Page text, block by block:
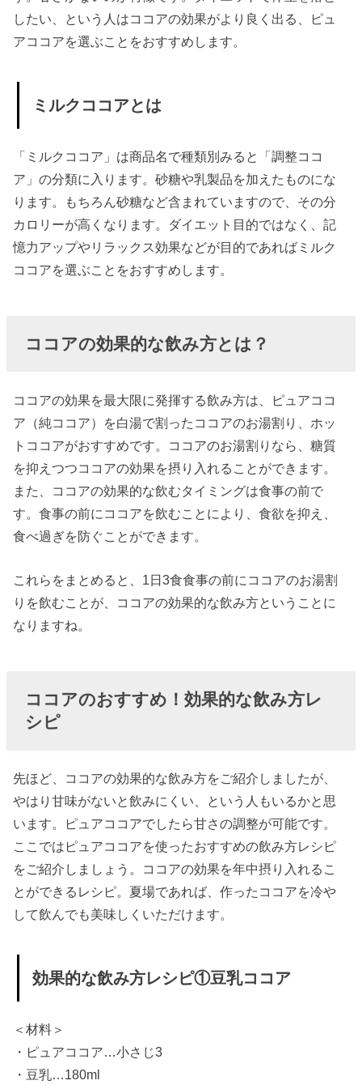
したい、という人はココアの効果がより良く出る、ピュ
アココアを選ぶことをおすすめします。
ミルクココアとは
「ミルクココア」は商品名で種類別みると「調整ココ
ア」の分類に入ります。砂糖や乳製品を加えたものにな
ります。もちろん砂糖など含まれていますので、その分
カロリーが高くなります。ダイエット目的ではなく、記
憶力アップやリラックス効果などが目的であればミルク
ココアを選ぶことをおすすめします。
ココアの効果的な飲み方とは？
ココアの効果を最大限に発揮する飲み方は、ピュアココ
ア（純ココア）を白湯で割ったココアのお湯割り、ホッ
トココアがおすすめです。ココアのお湯割りなら、糖質
を抑えつつココアの効果を摂り入れることができます。
また、ココアの効果的な飲むタイミングは食事の前で
す。食事の前にココアを飲むことにより、食欲を抑え、
食べ過ぎを防ぐことができます。
これらをまとめると、1日3食食事の前にココアのお湯割
りを飲むことが、ココアの効果的な飲み方ということに
なりますね。
ココアのおすすめ！効果的な飲み方レ
シピ
先ほど、ココアの効果的な飲み方をご紹介しましたが、
やはり甘味がないと飲みにくい、という人もいるかと思
います。ピュアココアでしたら甘さの調整が可能です。
ここではピュアココアを使ったおすすめの飲み方レシピ
をご紹介しましょう。ココアの効果を年中摂り入れるこ
とができるレシピ。夏場であれば、作ったココアを冷や
して飲んでも美味しくいただけます。
効果的な飲み方レシピ①豆乳ココア
＜材料＞
・ピュアココア…小さじ3
・豆乳…180ml